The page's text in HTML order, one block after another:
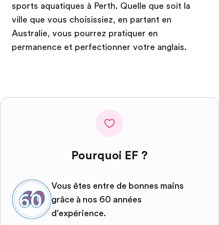
sports aquatiques à Perth. Quelle que soit la
ville que vous choisissiez, en partant en
Australie, vous pourrez pratiquer en
permanence et perfectionner votre anglais.
Pourquoi EF ?
Vous êtes entre de bonnes mains
grâce à nos 60 années
d'expérience.